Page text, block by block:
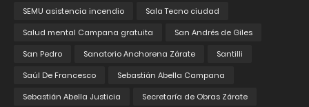
SEMU asistencia incendio
Sala Tecno ciudad
Salud mental Campana gratuita
San Andrés de Giles
San Pedro
Sanatorio Anchorena Zárate
Santilli
Saúl De Francesco
Sebastián Abella Campana
Sebastián Abella Justicia
Secretaría de Obras Zárate